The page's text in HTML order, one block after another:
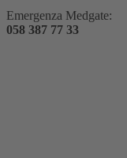
Emergenza Medgate:
058 387 77 33